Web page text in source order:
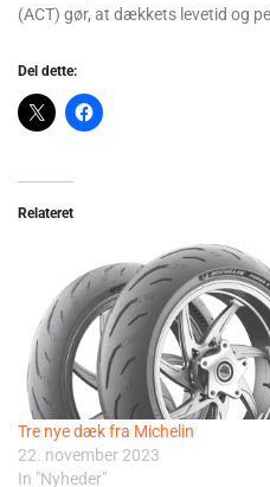
(ACT) gør, at dækkets levetid og
Del dette:
Relateret
Tre nye dæk fra Michelin
22. november 2023
In "Nyheder"